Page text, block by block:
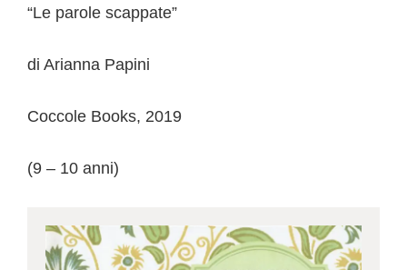
“Le parole scappate”
di Arianna Papini
Coccole Books, 2019
(9 – 10 anni)